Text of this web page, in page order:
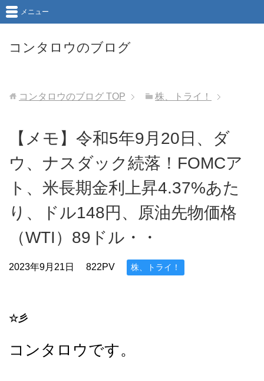
コンタロウのブログ
メニュー
コンタロウのブログ TOP 株、トライ！
【メモ】令和5年9月20日、ダ
ウ、ナスダック続落！FOMCア
ト、米長期金利上昇4.37%あた
り、ドル148円、原油先物価格
（WTI）89ドル・・
2023年9月21日 822PV 株、トライ！
☆彡
コンタロウです。